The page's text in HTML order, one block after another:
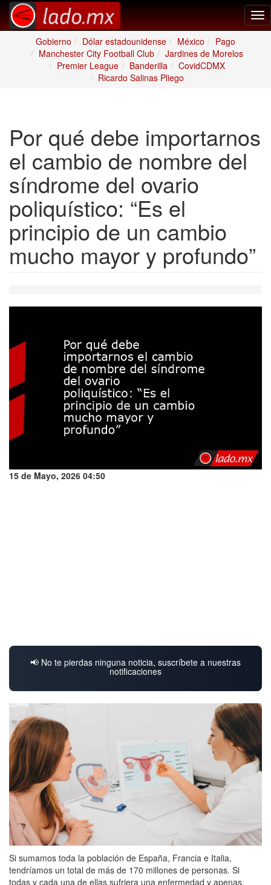
Gobierno
Dólar estadounidense México
Pago
Manchester City Football Club
Jardines de Morelos
Premier League
Banderilla
CovidCDMX
Ricardo Salinas Pliego
Por qué debe importarnos
el cambio de nombre del
síndrome del ovario
poliquístico: “Es el
principio de un cambio
mucho mayor y profundo”
15 de Mayo, 2026 04:50
📢 No te pierdas ninguna noticia, suscríbete a nuestras
notificaciones
Si sumamos toda la población de España, Francia e Italia,
tendríamos un total de más de 170 millones de personas. Si
todas y cada una de ellas sufriera una enfermedad y apenas